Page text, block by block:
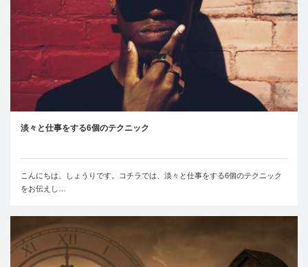
淡々と仕事をする6個のテクニック
こんにちは、しょうりです。コチラでは、淡々と仕事をする6個のテクニック
をお伝えし…